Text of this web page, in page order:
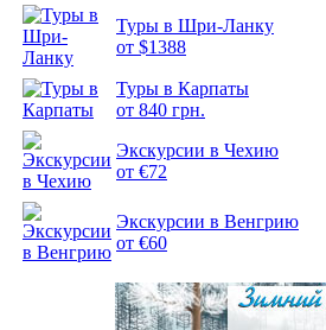
Туры в Шри-Ланку
от $1388
Туры в Карпаты
от 840 грн.
Экскурсии в Чехию
от €72
Экскурсии в Венгрию
от €60